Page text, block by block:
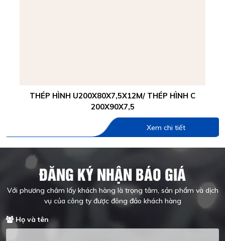
THÉP HÌNH U200X80X7,5X12M/ THÉP HÌNH C
200X90X7,5
Xem chi tiết
ĐĂNG KÝ NHẬN BÁO GIÁ
Với phương châm lấy khách hàng là trọng tâm, sản phẩm và dịch
vụ của công ty được đông đảo khách hàng
Họ và tên